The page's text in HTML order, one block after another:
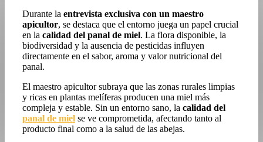
Durante la entrevista exclusiva con un maestro
apicultor, se destaca que el entorno juega un papel crucial
en la calidad del panal de miel. La flora disponible, la
biodiversidad y la ausencia de pesticidas influyen
directamente en el sabor, aroma y valor nutricional del
panal.
El maestro apicultor subraya que las zonas rurales limpias
y ricas en plantas melíferas producen una miel más
compleja y estable. Sin un entorno sano, la calidad del
panal de miel se ve comprometida, afectando tanto al
producto final como a la salud de las abejas.